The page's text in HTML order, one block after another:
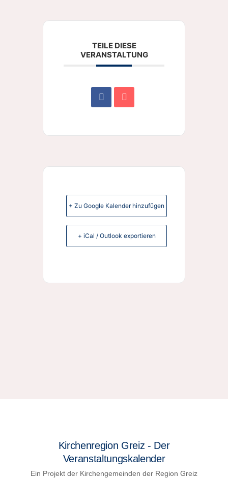
TEILE DIESE
VERANSTALTUNG
+ Zu Google Kalender hinzufügen
+ iCal / Outlook exportieren
Kirchenregion Greiz - Der
Veranstaltungskalender
Ein Projekt der Kirchengemeinden der Region Greiz